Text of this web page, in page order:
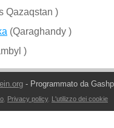
Qazaqstan )
(Qaraghandy )
)
- Programmato da
, Privacy policy, L'utilizzo dei cookie